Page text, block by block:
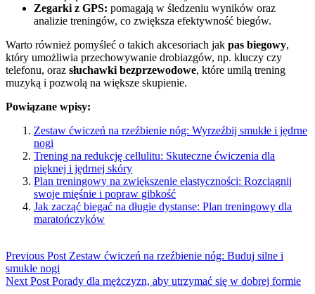
Zegarki z GPS: pomagają w śledzeniu wyników oraz
analizie treningów, co zwiększa efektywność biegów.
Warto również pomyśleć o takich akcesoriach jak pas biegowy,
który umożliwia przechowywanie drobiazgów, np. kluczy czy
telefonu, oraz słuchawki bezprzewodowe, które umilą trening
muzyką i pozwolą na większe skupienie.
Powiązane wpisy:
Zestaw ćwiczeń na rzeźbienie nóg: Wyrzeźbij smukłe i jędrne
nogi
Trening na redukcję cellulitu: Skuteczne ćwiczenia dla
pięknej i jędrnej skóry
Plan treningowy na zwiększenie elastyczności: Rozciągnij
swoje mięśnie i popraw gibkość
Jak zacząć biegać na długie dystanse: Plan treningowy dla
maratończyków
Previous Post Zestaw ćwiczeń na rzeźbienie nóg: Buduj silne i
smukłe nogi
Next Post Porady dla mężczyzn, aby utrzymać się w dobrej formie